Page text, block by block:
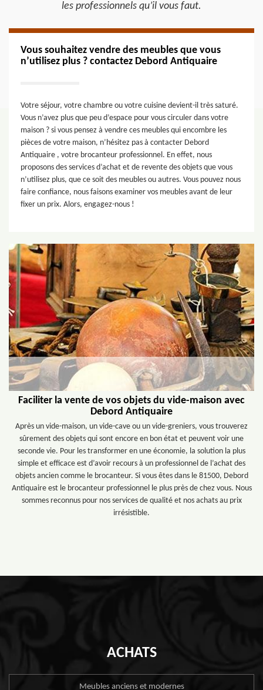
les professionnels qu’il vous faut.
Vous souhaitez vendre des meubles que vous
n’utilisez plus ? contactez Debord Antiquaire
Votre séjour, votre chambre ou votre cuisine devient-il très saturé.
Vous n’avez plus que peu d’espace pour vous circuler dans votre
maison ? si vous pensez à vendre ces meubles qui encombre les
pièces de votre maison, n’hésitez pas à contacter Debord
Antiquaire , votre brocanteur professionnel. En effet, nous
proposons des services d’achat et de revente des objets que vous
n’utilisez plus, que ce soit des meubles ou autres. Vous pouvez nous
faire confiance, nous faisons examiner vos meubles avant de leur
fixer un prix. Alors, engagez-nous !
Faciliter la vente de vos objets du vide-maison avec
Debord Antiquaire
Après un vide-maison, un vide-cave ou un vide-greniers, vous trouverez
sûrement des objets qui sont encore en bon état et peuvent voir une
seconde vie. Pour les transformer en une économie, la solution la plus
simple et efficace est d’avoir recours à un professionnel de l’achat des
objets ancien comme le brocanteur. Si vous êtes dans le 81500, Debord
Antiquaire est le brocanteur professionnel le plus près de chez vous. Nous
sommes reconnus pour nos services de qualité et nos achats au prix
irrésistible.
ACHATS
Meubles anciens et modernes